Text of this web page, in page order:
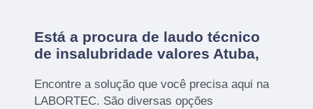
Está a procura de laudo técnico
de insalubridade valores Atuba,
Encontre a solução que você precisa aqui na
LABORTEC. São diversas opções